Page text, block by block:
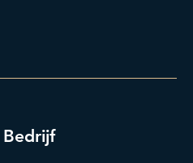
Bedrijf